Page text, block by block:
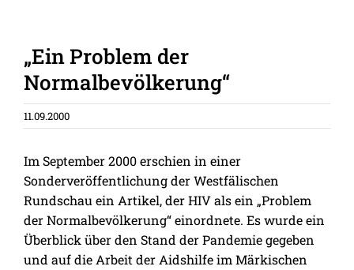
„Ein Problem der
Normalbevölkerung“
11.09.2000
Im September 2000 erschien in einer
Sonderveröffentlichung der Westfälischen
Rundschau ein Artikel, der HIV als ein „Problem
der Normalbevölkerung“ einordnete. Es wurde ein
Überblick über den Stand der Pandemie gegeben
und auf die Arbeit der Aidshilfe im Märkischen